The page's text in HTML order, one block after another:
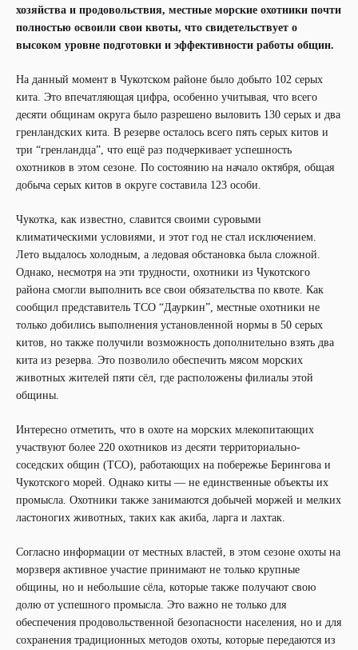
хозяйства и продовольствия, местные морские охотники почти
полностью освоили свои квоты, что свидетельствует о
высоком уровне подготовки и эффективности работы общин.
На данный момент в Чукотском районе было добыто 102 серых
кита. Это впечатляющая цифра, особенно учитывая, что всего
десяти общинам округа было разрешено выловить 130 серых и два
гренландских кита. В резерве осталось всего пять серых китов и
три “гренландца”, что ещё раз подчеркивает успешность
охотников в этом сезоне. По состоянию на начало октября, общая
добыча серых китов в округе составила 123 особи.
Чукотка, как известно, славится своими суровыми
климатическими условиями, и этот год не стал исключением.
Лето выдалось холодным, а ледовая обстановка была сложной.
Однако, несмотря на эти трудности, охотники из Чукотского
района смогли выполнить все свои обязательства по квоте. Как
сообщил представитель ТСО “Дауркин”, местные охотники не
только добились выполнения установленной нормы в 50 серых
китов, но также получили возможность дополнительно взять два
кита из резерва. Это позволило обеспечить мясом морских
животных жителей пяти сёл, где расположены филиалы этой
общины.
Интересно отметить, что в охоте на морских млекопитающих
участвуют более 220 охотников из десяти территориально-
соседских общин (ТСО), работающих на побережье Берингова и
Чукотского морей. Однако киты — не единственные объекты их
промысла. Охотники также занимаются добычей моржей и мелких
ластоногих животных, таких как акиба, ларга и лахтак.
Согласно информации от местных властей, в этом сезоне охоты на
морзверя активное участие принимают не только крупные
общины, но и небольшие сёла, которые также получают свою
долю от успешного промысла. Это важно не только для
обеспечения продовольственной безопасности населения, но и для
сохранения традиционных методов охоты, которые передаются из